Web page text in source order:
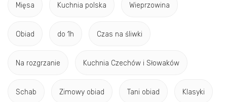
Mięsa Kuchnia polska Wieprzowina
Obiad do 1h Czas na śliwki
Na rozgrzanie Kuchnia Czechów i Słowaków
Schab Zimowy obiad Tani obiad Klasyki